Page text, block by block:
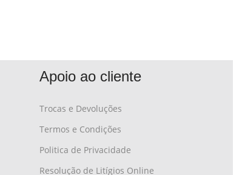
Apoio ao cliente
Trocas e Devoluções
Termos e Condições
Politica de Privacidade
Resolução de Litígios Online